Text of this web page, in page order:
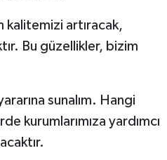
kalitemizi artıracak,
Bu güzellikler, bizim
sunalım. Hangi
kurumlarımıza yardımcı